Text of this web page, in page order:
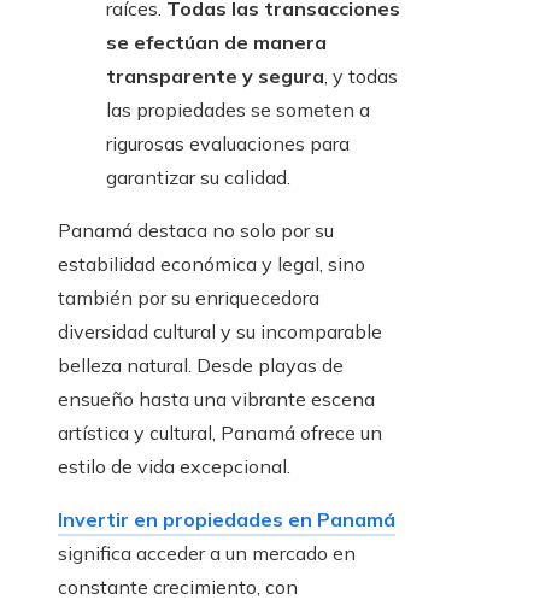
raíces. Todas las transacciones
se efectúan de manera
transparente y segura , y todas
las propiedades se someten a
rigurosas evaluaciones para
garantizar su calidad.
Panamá destaca no solo por su
estabilidad económica y legal, sino
también por su enriquecedora
diversidad cultural y su incomparable
belleza natural. Desde playas de
ensueño hasta una vibrante escena
artística y cultural, Panamá ofrece un
estilo de vida excepcional.
Invertir en propiedades en Panamá
significa acceder a un mercado en
constante crecimiento, con